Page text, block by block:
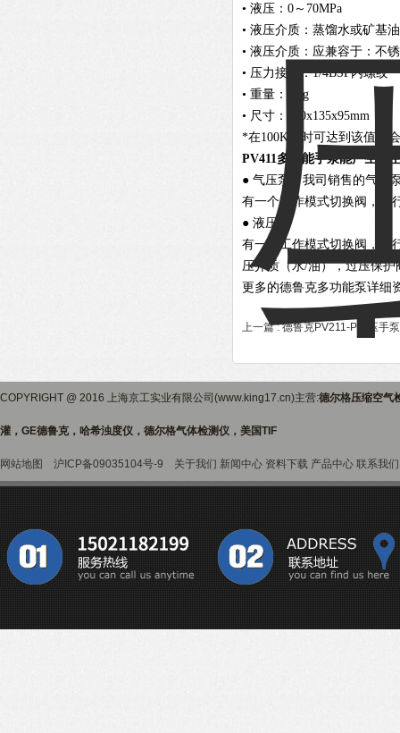
• 液压：0～70MPa
• 液压介质：蒸馏水或矿基油
• 液压介质：应兼容于：不
• 压力接口：1/4BSP内螺纹
• 重量：1Kg
• 尺寸：260x135x95mm
*在100KPa时可达到该值，
PV411多功能手泵能产生真
● 气压泵：我司销售的气压
有一个工作模式切换阀，进
● 液压泵
有一个工作模式切换阀，进
压介质（水/油），过压保护
更多的德鲁克多功能泵详细
上一篇 :德鲁克PV211-P气压手
COPYRIGHT @ 2016 上海京工实业有限公司(www.king17.cn)主营:德尔格压缩空气
灌，GE德鲁克，哈希浊度仪，德尔格气体检测仪，美国TIF
网站地图 沪ICP备09035104号-9 关于我们 新闻中心 资料下载 产品中心 联系我们